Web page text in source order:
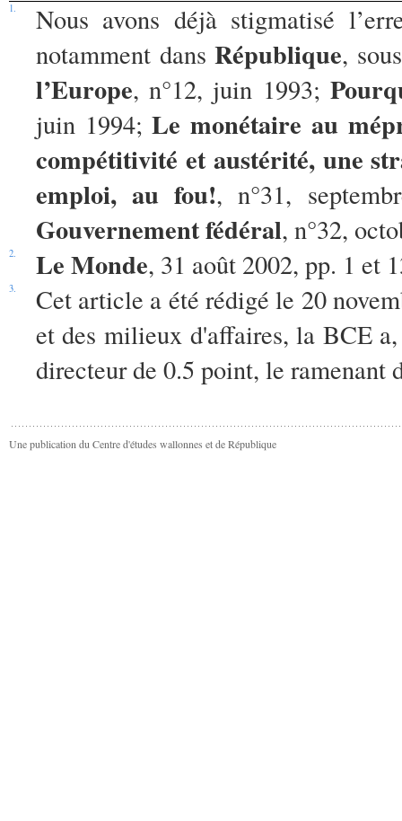
1.
Nous avons déjà stigmatisé
notamment dansRépublique,
l’Europe, n°12, juin 1993;
juin 1994;Le monétaire au
compétitivité et austérité, une
emploi, au fou!, n°31,
Gouvernement fédéral, n°32,
2. Le Monde, 31 août 2002, pp. 1 et
3.
Cet article a été rédigé le 20
et des milieux d'affaires, la BCE
directeur de 0.5 point, le ramenant
Une publication du Centre d'études wallonnes et de République